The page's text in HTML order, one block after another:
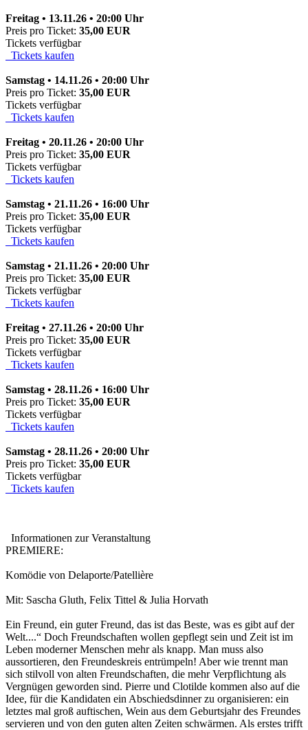
Freitag • 13.11.26 • 20:00 Uhr
Preis pro Ticket: 35,00 EUR
Tickets verfügbar
Tickets kaufen
Samstag • 14.11.26 • 20:00 Uhr
Preis pro Ticket: 35,00 EUR
Tickets verfügbar
Tickets kaufen
Freitag • 20.11.26 • 20:00 Uhr
Preis pro Ticket: 35,00 EUR
Tickets verfügbar
Tickets kaufen
Samstag • 21.11.26 • 16:00 Uhr
Preis pro Ticket: 35,00 EUR
Tickets verfügbar
Tickets kaufen
Samstag • 21.11.26 • 20:00 Uhr
Preis pro Ticket: 35,00 EUR
Tickets verfügbar
Tickets kaufen
Freitag • 27.11.26 • 20:00 Uhr
Preis pro Ticket: 35,00 EUR
Tickets verfügbar
Tickets kaufen
Samstag • 28.11.26 • 16:00 Uhr
Preis pro Ticket: 35,00 EUR
Tickets verfügbar
Tickets kaufen
Samstag • 28.11.26 • 20:00 Uhr
Preis pro Ticket: 35,00 EUR
Tickets verfügbar
Tickets kaufen
Informationen zur Veranstaltung
PREMIERE:
Komödie von Delaporte/Patellière
Mit: Sascha Gluth, Felix Tittel & Julia Horvath
Ein Freund, ein guter Freund, das ist das Beste, was es gibt auf der
Welt....“ Doch Freundschaften wollen gepflegt sein und Zeit ist im
Leben moderner Menschen mehr als knapp. Man muss also
aussortieren, den Freundeskreis entrümpeln! Aber wie trennt man
sich stilvoll von alten Freundschaften, die mehr Verpflichtung als
Vergnügen geworden sind. Pierre und Clotilde kommen also auf die
Idee, für die Kandidaten ein Abschiedsdinner zu organisieren: ein
letztes mal groß auftischen, Wein aus dem Geburtsjahr des Freundes
servieren und von den guten alten Zeiten schwärmen. Als erstes trifft